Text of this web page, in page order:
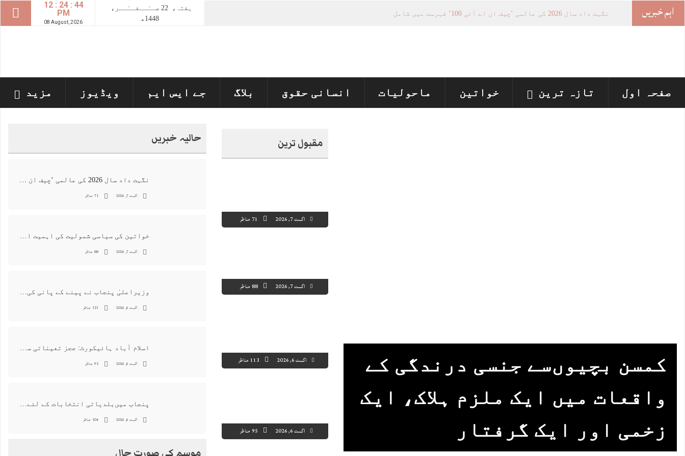
12 : 24 : 45
PM
08 August, 2026
ہفتہ، 22 صــَــفــَــر،
1448ھ
اہم خبریں خواتین _
صفحہ اول تازہ ترین خواتین ماحولیات انسانی حقوق بلاگ جے ایس ایم ویڈیوز مزید
مقبول ترین
اگست 7, 2026 71 مناظر
اگست 7, 2026 88 مناظر
اگست 6, 2026 113 مناظر
اگست 6, 2026 95 مناظر
کمسن بچیوں‌سے جنسی درندگی کے
واقعات میں‌ ایک ملزم ہلاک، ایک
زخمی اور ایک گرفتار
حالیہ خبریں
نگہت داد سال 2026 کی عالمی ‘چیف ان اے آئی 100’ فہرست میں شامل
اگست 7, 2026 71 مناظر
خواتین کی سیاسی شمولیت کی اہمیت اور فیصلہ سازی کے عمل میں فعال کردار
اگست 7, 2026 88 مناظر
وزیراعلیٰ پنجاب نے پینے کے پانی کی بوتل پر چارجز لگانے کی تجویز مستر دکر دی
اگست 6, 2026 113 مناظر
اسلام آباد ہائیکورٹ: ججز تعیناتی سمری منظور نہیں‌ ہونے کے خٌلاف فیصلہ محفوظ
اگست 6, 2026 95 مناظر
پنجاب میں‌بلدیاتی انتخابات کے لئے 12 ارب روپے سے زائد مختص کرنے کی منظوری
اگست 6, 2026 104 مناظر